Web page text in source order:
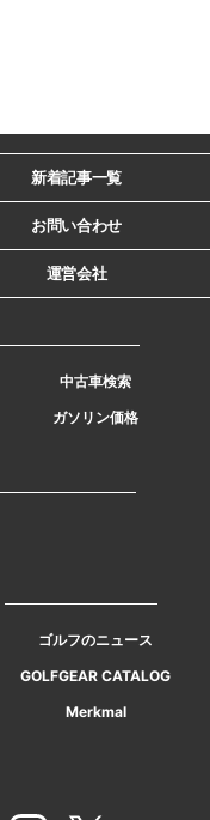
新着記事一覧
お問い合わせ
運営会社
中古車検索
ガソリン価格
ゴルフのニュース
GOLFGEAR CATALOG
Merkmal